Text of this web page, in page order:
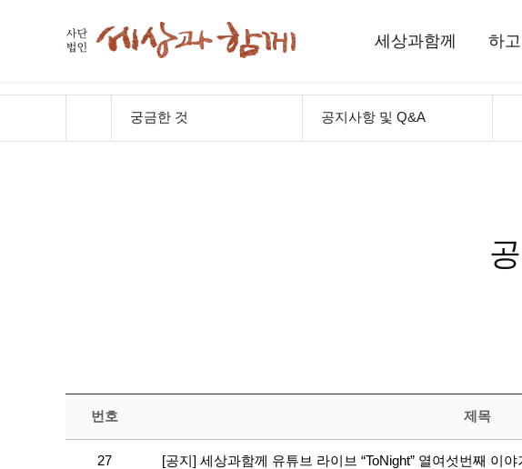
세상과함께 하
궁금한 것 공지사항 및 Q&A
번호 제목
27 [공지] 세상과함께 유튜브 라이브 “ToNight” 열여섯번째 이야